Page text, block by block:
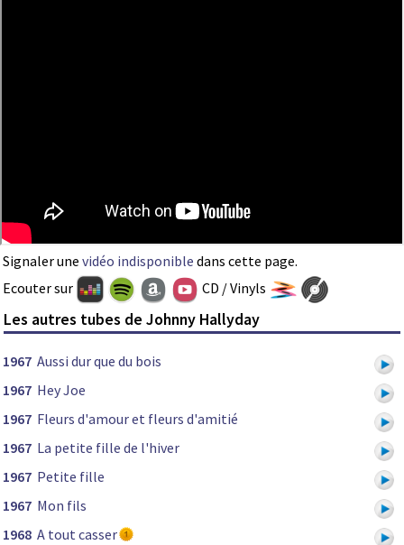
Signaler une vidéo indisponible dans cette page.
Ecouter sur
CD / Vinyls
Les autres tubes de Johnny Hallyday
1967 Aussi dur que du bois
1967 Hey Joe
1967 Fleurs d'amour et fleurs d'amitié
1967 La petite fille de l'hiver
1967 Petite fille
1967 Mon fils
1968 A tout casser